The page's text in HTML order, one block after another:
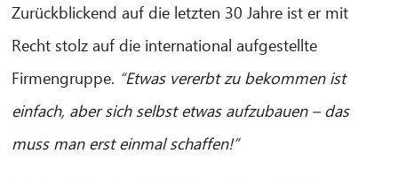
Zurückblickend auf die letzten 30 Jahre ist er mit
Recht stolz auf die international aufgestellte
Firmengruppe. “Etwas vererbt zu bekommen ist
einfach, aber sich selbst etwas aufzubauen – das
muss man erst einmal schaffen!”